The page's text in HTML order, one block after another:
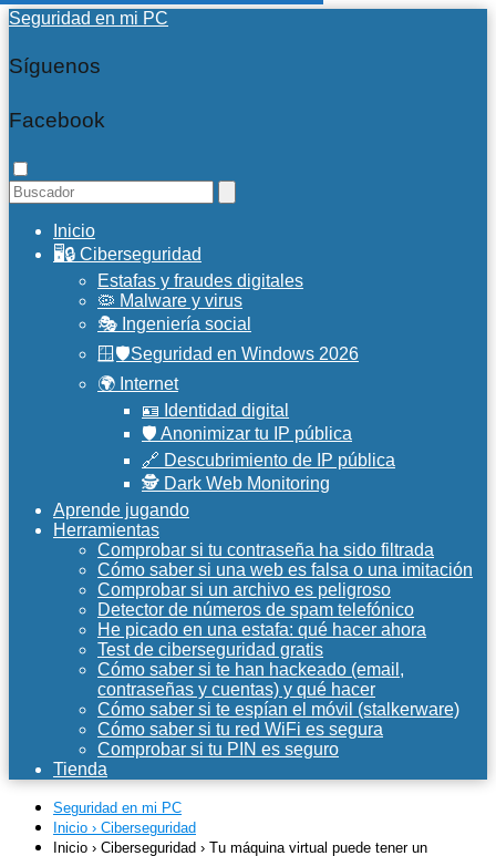
Seguridad en mi PC
Síguenos
Facebook
Inicio
🖥️🔒 Ciberseguridad
Estafas y fraudes digitales
🦠 Malware y virus
🎭 Ingeniería social
🪟🛡️Seguridad en Windows 2026
🌍 Internet
🪪 Identidad digital
🛡️ Anonimizar tu IP pública
🔗 Descubrimiento de IP pública
🕵️ Dark Web Monitoring
Aprende jugando
Herramientas
Comprobar si tu contraseña ha sido filtrada
Cómo saber si una web es falsa o una imitación
Comprobar si un archivo es peligroso
Detector de números de spam telefónico
He picado en una estafa: qué hacer ahora
Test de ciberseguridad gratis
Cómo saber si te han hackeado (email,
contraseñas y cuentas) y qué hacer
Cómo saber si te espían el móvil (stalkerware)
Cómo saber si tu red WiFi es segura
Comprobar si tu PIN es seguro
Tienda
Seguridad en mi PC
Inicio › Ciberseguridad
Inicio › Ciberseguridad › Tu máquina virtual puede tener un